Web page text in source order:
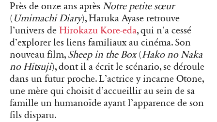
Près de onze ans après Notre petite sœur
( Umimachi Diary), Haruka Ayase retrouve
l’univers de Hirokazu Kore-eda, qui n’a cessé
d’explorer les liens familiaux au cinéma. Son
nouveau film, Sheep in the Box(Hako no Naka
no Hitsuji), dont il a écrit le scénario, se déroule
dans un futur proche. L’actrice y incarne Otone,
une mère qui choisit d’accueillir au sein de sa
famille un humanoïde ayant l’apparence de son
fils disparu.